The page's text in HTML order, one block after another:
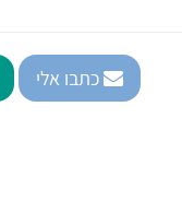
כתבו אלי